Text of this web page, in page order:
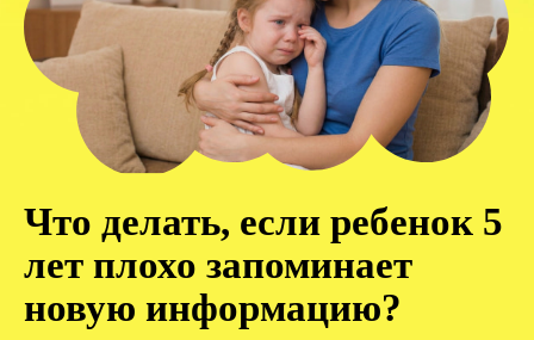
Что делать, если ребенок 5
лет плохо запоминает
новую информацию?